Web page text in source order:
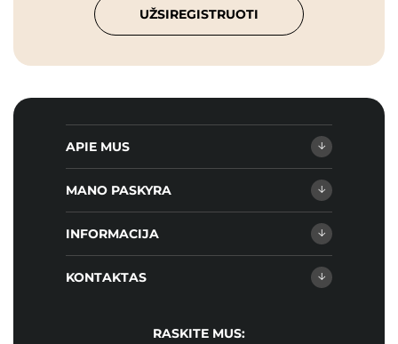
UŽSIREGISTRUOTI
APIE MUS
MANO PASKYRA
INFORMACIJA
KONTAKTAS
RASKITE MUS: